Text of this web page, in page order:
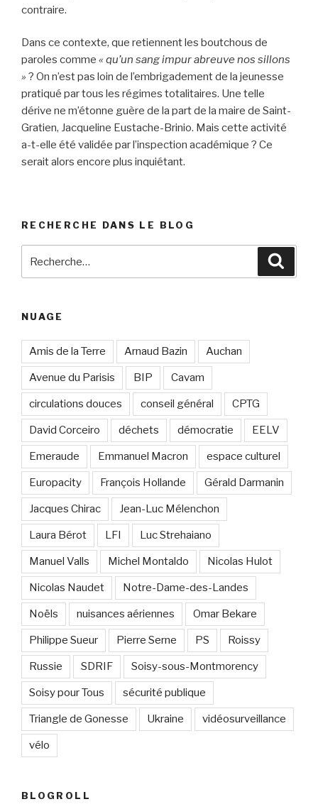
contraire.
Dans ce contexte, que retiennent les boutchous de
paroles comme « qu’un sang impur abreuve nos sillons
» ? On n’est pas loin de l’embrigadement de la jeunesse
pratiqué par tous les régimes totalitaires. Une telle
dérive ne m’étonne guère de la part de la maire de Saint-
Gratien, Jacqueline Eustache-Brinio. Mais cette activité
a-t-elle été validée par l’inspection académique ? Ce
serait alors encore plus inquiétant.
RECHERCHE DANS LE BLOG
NUAGE
Amis de la Terre Arnaud Bazin Auchan
Avenue du Parisis BIP Cavam
circulations douces conseil général CPTG
David Corceiro déchets démocratie EELV
Emeraude Emmanuel Macron espace culturel
Europacity François Hollande Gérald Darmanin
Jacques Chirac Jean-Luc Mélenchon
Laura Bérot LFI Luc Strehaiano
Manuel Valls Michel Montaldo Nicolas Hulot
Nicolas Naudet Notre-Dame-des-Landes
Noëls nuisances aériennes Omar Bekare
Philippe Sueur Pierre Serne PS Roissy
Russie SDRIF Soisy-sous-Montmorency
Soisy pour Tous sécurité publique
Triangle de Gonesse Ukraine vidéosurveillance
vélo
BLOGROLL